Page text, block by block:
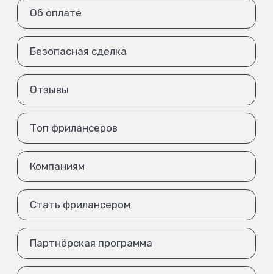
Об оплате
Безопасная сделка
Отзывы
Топ фрилансеров
Компаниям
Стать фрилансером
Партнёрская программа